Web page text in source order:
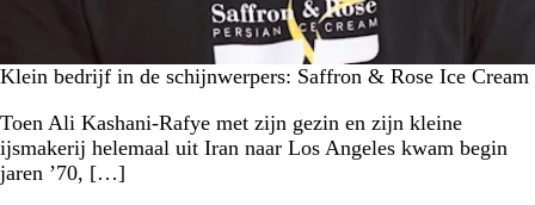
Klein bedrijf in de schijnwerpers: Saffron & Rose Ice Cream
Toen Ali Kashani-Rafye met zijn gezin en zijn kleine
ijsmakerij helemaal uit Iran naar Los Angeles kwam begin
jaren ’70, […]